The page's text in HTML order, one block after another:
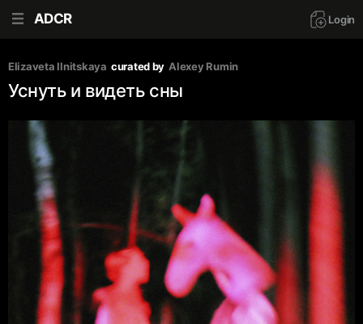
ADCR Login
Elizaveta Ilnitskaya curated by Аlexey Rumin
Уснуть и видеть сны